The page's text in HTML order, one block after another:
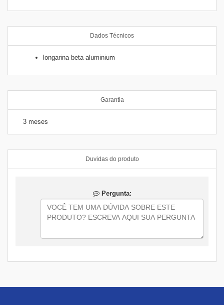
Dados Técnicos
longarina beta aluminium
Garantia
3 meses
Duvidas do produto
Pergunta: